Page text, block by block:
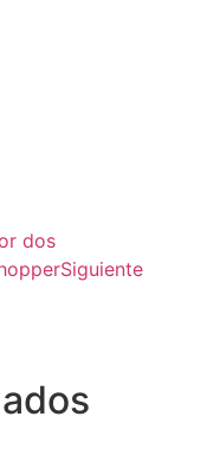
dos
Siguiente